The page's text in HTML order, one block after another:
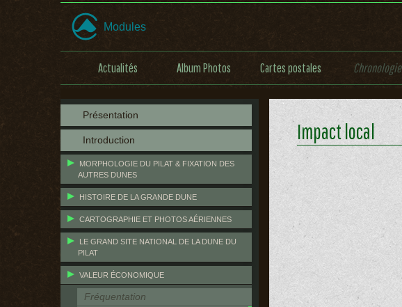
Modules
Actualités Album Photos Cartes postales Chronologie
Présentation
Introduction
MORPHOLOGIE DU PILAT & FIXATION DES
AUTRES DUNES
HISTOIRE DE LA GRANDE DUNE
CARTOGRAPHIE ET PHOTOS AÉRIENNES
LE GRAND SITE NATIONAL DE LA DUNE DU
PILAT
VALEUR ÉCONOMIQUE
Fréquentation
Impact local